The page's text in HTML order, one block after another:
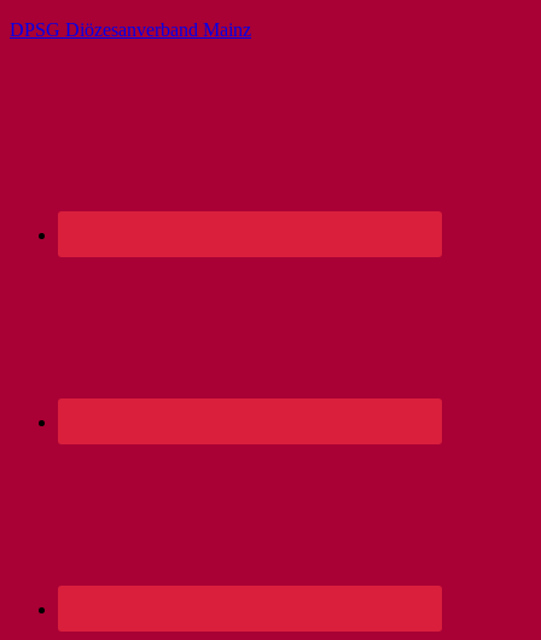
DPSG Diözesanverband Mainz